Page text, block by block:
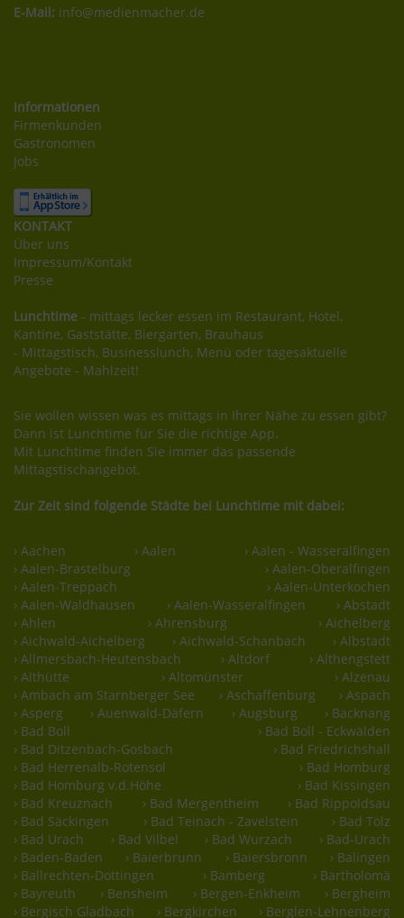
E-Mail: info@medienmacher.de
Informationen
Firmenkunden
Gastronomen
Jobs
KONTAKT
Über uns
Impressum/Kontakt
Presse
Lunchtime - mittags lecker essen im Restaurant, Hotel,
Kantine, Gaststätte, Biergarten, Brauhaus
- Mittagstisch, Businesslunch, Menü oder tagesaktuelle
Angebote - Mahlzeit!
Sie wollen wissen was es mittags in Ihrer Nähe zu essen gibt?
Dann ist Lunchtime für Sie die richtige App.
Mit Lunchtime finden Sie immer das passende
Mittagstischangebot.
Zur Zeit sind folgende Städte bei Lunchtime mit dabei:
› Aachen › Aalen
› Aalen - Wasseralfingen
› Aalen-Brastelburg
› Aalen-Oberalfingen
› Aalen-Treppach
› Aalen-Unterkochen
› Aalen-Waldhausen
› Aalen-Wasseralfingen
› Abstadt
› Ahlen
› Ahrensburg
› Aichelberg
› Aichwald-Aichelberg
› Aichwald-Schanbach
› Albstadt
› Allmersbach-Heutensbach
› Altdorf
› Althengstett
› Althütte
› Altomünster
› Alzenau
› Ambach am Starnberger See
› Aschaffenburg
› Aspach
› Asperg
› Auenwald-Däfern › Augsburg
› Backnang
› Bad Boll
› Bad Boll - Eckwälden
› Bad Ditzenbach-Gosbach
› Bad Friedrichshall
› Bad Herrenalb-Rotensol
› Bad Homburg
› Bad Homburg v.d.Höhe
› Bad Kissingen
› Bad Kreuznach
› Bad Mergentheim
› Bad Rippoldsau
› Bad Säckingen
› Bad Teinach - Zavelstein
› Bad Tölz
› Bad Urach
› Bad Vilbel › Bad Wurzach
› Bad-Urach
› Baden-Baden
› Baierbrunn › Baiersbronn
› Balingen
› Ballrechten-Dottingen
› Bamberg
› Bartholomä
› Bayreuth
› Bensheim › Bergen-Enkheim
› Bergheim
› Bergisch Gladbach
› Bergkirchen › Berglen-Lehnenberg